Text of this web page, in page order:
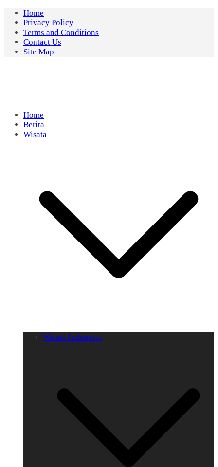
Skip
content
Home
Privacy Policy
Terms and Conditions
Contact Us
Site Map
Home
Berita
Wisata
Wisata Indonesia